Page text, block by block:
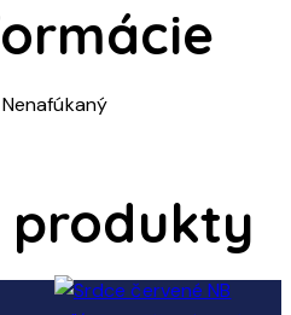
produkty